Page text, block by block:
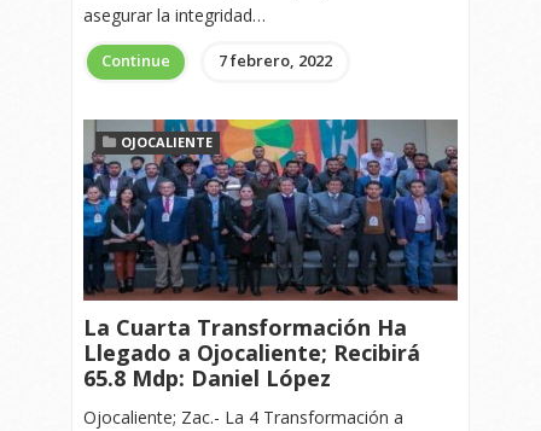
asegurar la integridad…
Continue 7 febrero, 2022
OJOCALIENTE
La Cuarta Transformación Ha
Llegado a Ojocaliente; Recibirá
65.8 Mdp: Daniel López
Ojocaliente; Zac.- La 4 Transformación a